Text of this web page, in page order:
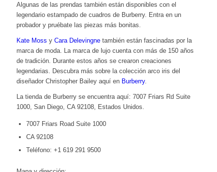
Algunas de las prendas también están disponibles con el
legendario estampado de cuadros de Burberry. Entra en un
probador y pruébate las piezas más bonitas.
Kate Moss y Cara Delevingnetambién están fascinadas por la
marca de moda. La marca de lujo cuenta con más de 150 años
de tradición. Durante estos años se crearon creaciones
legendarias. Descubra más sobre la colección arco iris del
diseñador Christopher Bailey aquí en Burberry.
La tienda de Burberry se encuentra aquí: 7007 Friars Rd Suite
1000, San Diego, CA 92108, Estados Unidos.
7007 Friars Road Suite 1000
CA 92108
Teléfono: +1 619 291 9500